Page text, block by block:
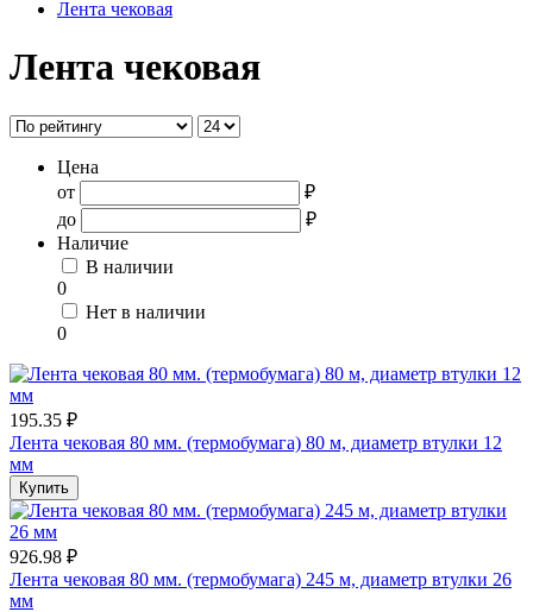
Лента чековая
Лента чековая
Цена
от
₽
до
₽
Наличие
В наличии
0
Нет в наличии
0
195.35 ₽
Лента чековая 80 мм. (термобумага) 80 м, диаметр втулки 12
мм
Купить
926.98 ₽
Лента чековая 80 мм. (термобумага) 245 м, диаметр втулки 26
мм